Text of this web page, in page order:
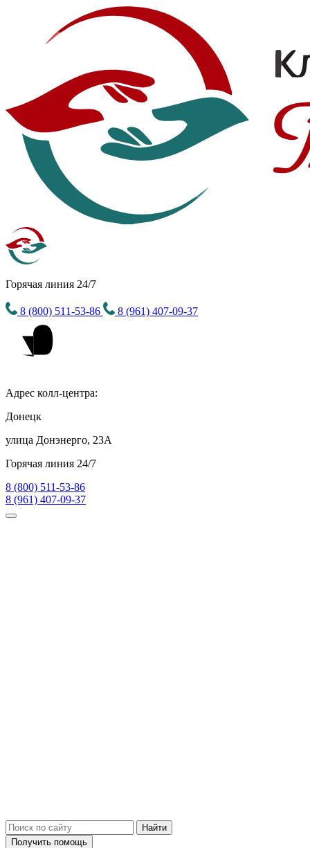
Горячая линия 24/7
8 (800) 511-53-86 8 (961) 407-09-37
Адрес колл-центра:
Донецк
улица Донэнерго, 23А
Горячая линия 24/7
8 (800) 511-53-86
8 (961) 407-09-37
Получить помощь